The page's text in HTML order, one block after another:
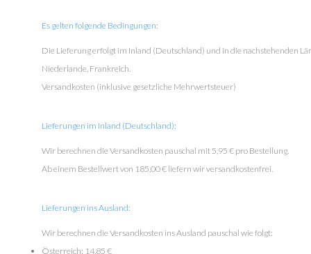
Es gelten folgende Bedingungen:
Die Lieferung erfolgt im Inland (Deutschland) und in die nachstehenden
Niederlande, Frankreich.
Versandkosten (inklusive gesetzliche Mehrwertsteuer)
Lieferungen im Inland (Deutschland):
Wir berechnen die Versandkosten pauschal mit 5,95 € pro Bestellung.
Ab einem Bestellwert von 185,00 € liefern wir versandkostenfrei.
Lieferungen ins Ausland:
Wir berechnen die Versandkosten ins Ausland pauschal wie folgt:
Österreich: 14,85 €